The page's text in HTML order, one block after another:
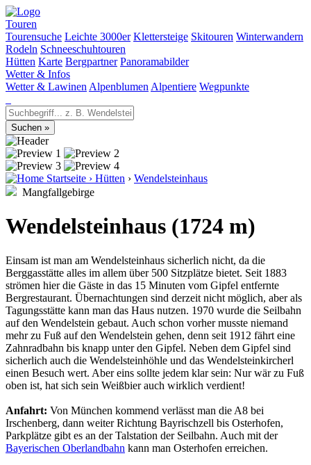
Touren
Tourensuche Leichte 3000er Klettersteige Skitouren Winterwandern
Rodeln Schneeschuhtouren
Hütten Karte Bergpartner Panoramabilder
Wetter & Infos
Wetter & Lawinen Alpenblumen Alpentiere Wegpunkte
Startseite › Hütten › Wendelsteinhaus
Mangfallgebirge
Wendelsteinhaus (1724 m)
Einsam ist man am Wendelsteinhaus sicherlich nicht, da die
Berggasstätte alles im allem über 500 Sitzplätze bietet. Seit 1883
strömen hier die Gäste in das 15 Minuten vom Gipfel entfernte
Bergrestaurant. Übernachtungen sind derzeit nicht möglich, aber als
Tagungsstätte kann man das Haus nutzen. 1970 wurde die Seilbahn
auf den Wendelstein gebaut. Auch schon vorher musste niemand
mehr zu Fuß auf den Wendelstein gehen, denn seit 1912 fährt eine
Zahnradbahn bis knapp unter den Gipfel. Neben dem Gipfel sind
sicherlich auch die Wendelsteinhöhle und das Wendelsteinkircherl
einen Besuch wert. Aber eins sollte jedem klar sein: Nur wär zu Fuß
oben ist, hat sich sein Weißbier auch wirklich verdient!
Anfahrt: Von München kommend verlässt man die A8 bei
Irschenberg, dann weiter Richtung Bayrischzell bis Osterhofen,
Parkplätze gibt es an der Talstation der Seilbahn. Auch mit der
Bayerischen Oberlandbahn kann man Osterhofen erreichen.